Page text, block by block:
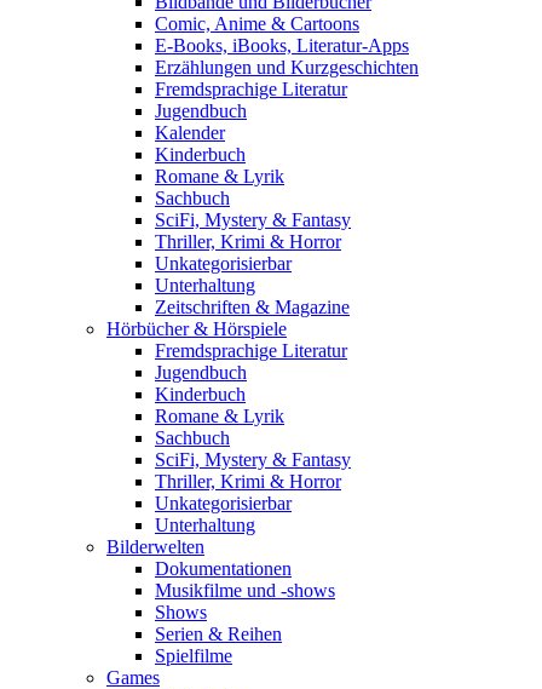
Comic, Anime & Cartoons
E-Books, iBooks, Literatur-Apps
Erzählungen und Kurzgeschichten
Fremdsprachige Literatur
Jugendbuch
Kalender
Kinderbuch
Romane & Lyrik
Sachbuch
SciFi, Mystery & Fantasy
Thriller, Krimi & Horror
Unkategorisierbar
Unterhaltung
Zeitschriften & Magazine
Hörbücher & Hörspiele
Fremdsprachige Literatur
Jugendbuch
Kinderbuch
Romane & Lyrik
Sachbuch
SciFi, Mystery & Fantasy
Thriller, Krimi & Horror
Unkategorisierbar
Unterhaltung
Bilderwelten
Dokumentationen
Musikfilme und -shows
Shows
Serien & Reihen
Spielfilme
Games